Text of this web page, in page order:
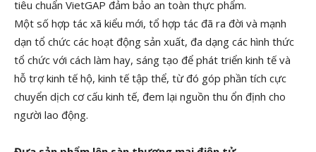
tiêu chuẩn VietGAP đảm bảo an toàn thực phẩm.
Một số hợp tác xã kiểu mới, tổ hợp tác đã ra đời và mạnh
dạn tổ chức các hoạt động sản xuất, đa dạng các hình thức
tổ chức với cách làm hay, sáng tạo để phát triển kinh tế và
hỗ trợ kinh tế hộ, kinh tế tập thể, từ đó góp phần tích cực
chuyển dịch cơ cấu kinh tế, đem lại nguồn thu ổn định cho
người lao động.